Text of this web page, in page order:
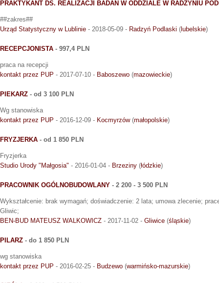
PRAKTYKANT DS. REALIZACJI BADAŃ W ODDZIALE W RADZYNIU
##zakres##
Urząd Statystyczny w Lublinie - 2018-05-09 - Radzyń Podlaski ( lubelskie)
RECEPCJONISTA - 997,4 PLN
praca na recepcji
kontakt przez PUP - 2017-07-10 - Baboszewo (mazowieckie)
PIEKARZ - od 3 100 PLN
Wg stanowiska
kontakt przez PUP - 2016-12-09 - Kocmyrzów(małopolskie)
FRYZJERKA - od 1 850 PLN
Fryzjerka
Studio Urody "Małgosia" - 2016-01-04 - Brzeziny (łódzkie)
PRACOWNIK OGÓLNOBUDOWLANY - 2 200 - 3 500 PLN
Wykształcenie: brak wymagań; doświadczenie: 2 lata; umowa zlecenie;
Gliwic;
BEN-BUD MATEUSZ WALKOWICZ - 2017-11-02 - Gliwice (śląskie)
PILARZ - do 1 850 PLN
wg stanowiska
kontakt przez PUP - 2016-02-25 - Budzewo (warmińsko-mazurskie)